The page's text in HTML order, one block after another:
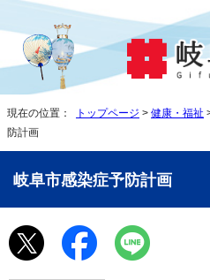
現在の位置： トップページ > 健康・福祉
防計画
岐阜市感染症予防計画